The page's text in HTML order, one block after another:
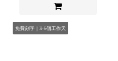
免費刻字｜3-5個工作天